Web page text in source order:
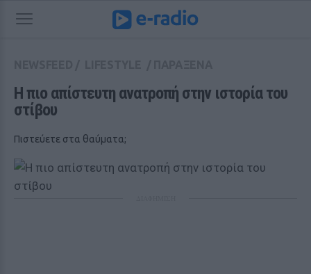
Η πιο απίστευτη ανατροπή στην ιστορία του
στίβου
Πιστεύετε στα θαύματα;